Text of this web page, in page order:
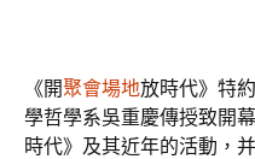
《開聚會場地放時代》特
學哲學系吳重慶傳授致開
時代》及其近年的活動，